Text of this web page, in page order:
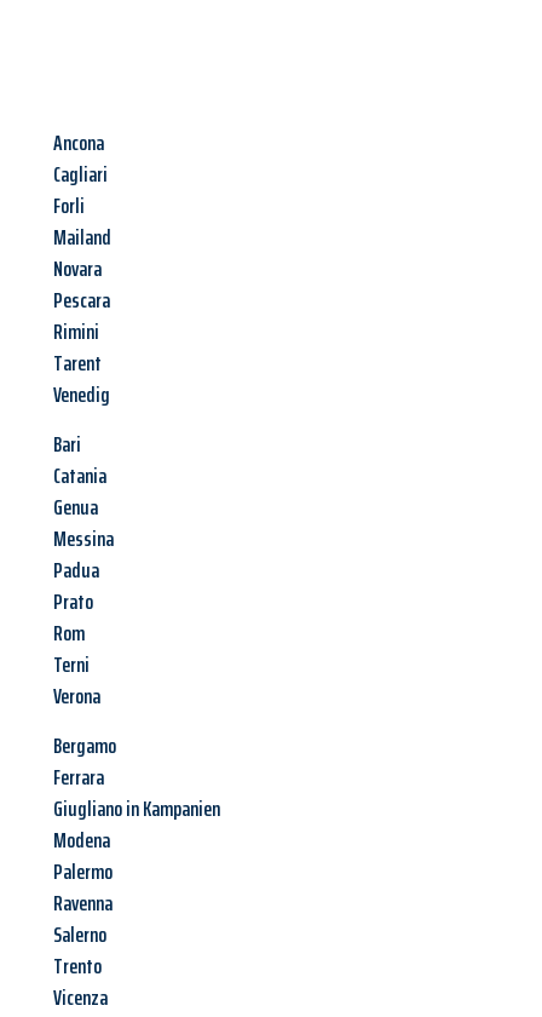
Ancona
Cagliari
Forli
Mailand
Novara
Pescara
Rimini
Tarent
Venedig
Bari
Catania
Genua
Messina
Padua
Prato
Rom
Terni
Verona
Bergamo
Ferrara
Giugliano in Kampanien
Modena
Palermo
Ravenna
Salerno
Trento
Vicenza